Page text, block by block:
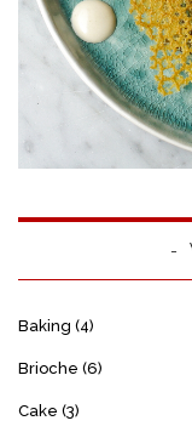
Baking (4)
Brioche (6)
Cake (3)